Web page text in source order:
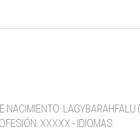
LAGYBARAHFALU (
XXXXX - IDIOMAS: